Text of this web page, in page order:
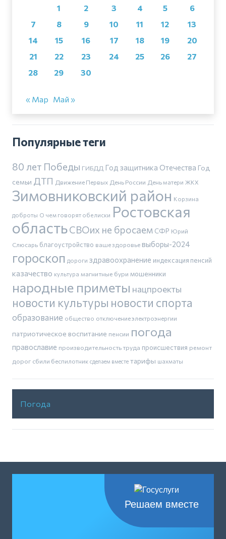
1 2 3 4 5
6
7
8 9 10 11 12
13
14
15 16 17 18 19
20
21
22 23 24 25 26
27
28
29 30
« Мар Май »
Популярные теги
80 лет Победы ГИБДД Год защитника Отечества Год
семьи ДТП Движение Первых День России День матери ЖКХ
Зимовниковский район Корзина
доброты О чем говорят обелиски Ростовская
областьСВОих не бросаем СФР Юрий
Слюсарь благоустройство ваше здоровье выборы-2024
гороскоп дороги здравоохранение индексация пенсий
казачество культура магнитные бури мошенники
народные приметы нацпроекты
новости культуры новости спорта
образование общество отключение электроэнергии
патриотическое воспитание пенсии погода
православие производительность труда происшествия ремонт
дорог сбили беспилотник сделаем вместе тарифы шахматы
Погода
Решаем вместе